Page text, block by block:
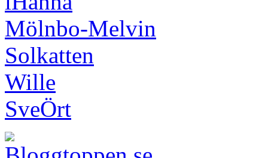
Mölnbo-Melvin
Solkatten
Wille
SveÖrt